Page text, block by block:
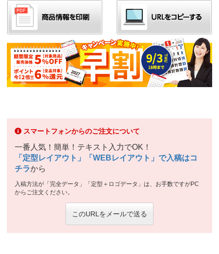
スマートフォンからのご注文について
一番人気！簡単！テキスト入力でOK！
「定型レイアウト」「WEBレイアウト」で入稿はコ
チラから
入稿方法が「完全データ」「定型＋ロゴデータ」は、お手数ですがPC
からご注文ください。
このURLをメールで送る